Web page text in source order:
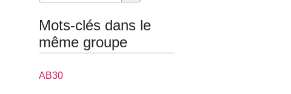
Mots-clés dans le
même groupe
AB30